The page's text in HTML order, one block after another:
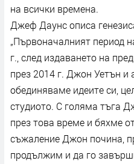
на всички времена.
Джеф Даунс описа
„Първоначалният период
г., след издаването на
през 2014 г. Джон Уетън и
обединяваме идеите си,
студиото. С голяма тъга
през това време и бяхме
съжаление Джон почина,
продължим и да го